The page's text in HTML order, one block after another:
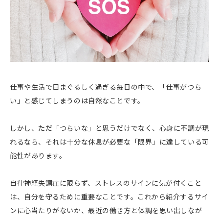
仕事や生活で目まぐるしく過ぎる毎日の中で、「仕事がつら
い」と感じてしまうのは自然なことです。
しかし、ただ「つらいな」と思うだけでなく、心身に不調が現
れるなら、それは十分な休息が必要な「限界」に達している可
能性があります。
自律神経失調症に限らず、ストレスのサインに気が付くこと
は、自分を守るために重要なことです。これから紹介するサイ
ンに心当たりがないか、最近の働き方と体調を思い出しなが